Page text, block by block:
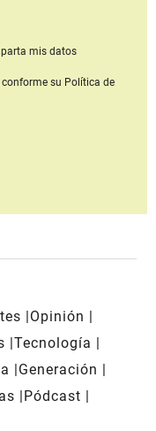
mis datos
conforme su Política de
Opinión
Tecnología
Generación
Pódcast